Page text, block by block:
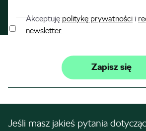
Akceptujępolitykę prywatnościi
newsletter
Jeśli masz jakieś pytania